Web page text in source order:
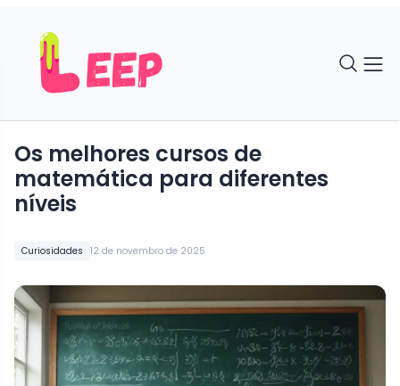
Curiosidades 12 de novembro de 2025
Os melhores cursos de
matemática para diferentes
níveis